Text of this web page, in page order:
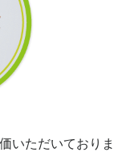
いただいておりま